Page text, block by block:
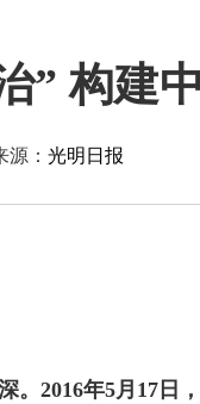
” 构建
源：光明日报
。2016年5月17